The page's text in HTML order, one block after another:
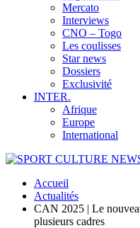
Mercato
Interviews
CNO – Togo
Les coulisses
Star news
Dossiers
Exclusivité
INTER.
Afrique
Europe
International
Accueil
Actualités
CAN 2025 | Le
plusieurs cadres